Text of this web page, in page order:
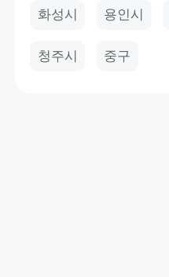
화성시 용인시
청주시 중구